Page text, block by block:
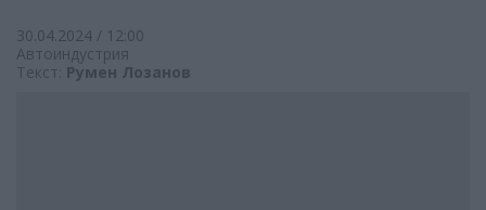
30.04.2024 / 12:00
Автоиндустрия
Текст: Румен Лозанов